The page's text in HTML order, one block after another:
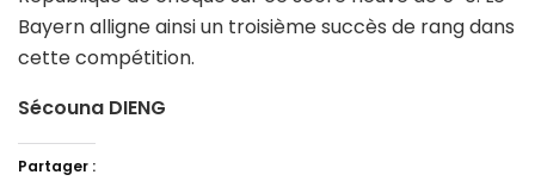
Bayern alligne ainsi un troisième succès de rang dans
cette compétition.
Sécouna DIENG
Partager :